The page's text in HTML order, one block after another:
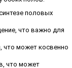
половых
что важно для
что может косвенно
что может